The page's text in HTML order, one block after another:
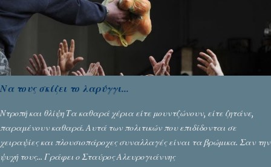
υπάρχουν και τα δυσάρεστα. Τα πολύ δυσάρεστα...
Να τους σκίζει το λαρύγγι...
Ντροπή και θλίψη Τα καθαρά χέρια είτε μουντζώνουν, είτε ζητάνε,
παραμένουν καθαρά. Αυτά των πολιτικών που επιδίδονται σε
χειραψίες και πλουσιοπάροχες συναλλαγές είναι τα βρώμικα. Σαν την
ψυχή τους... Γράφει ο Σταύρος Αλευρογιάννης